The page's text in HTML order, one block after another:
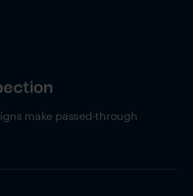
make passed-through